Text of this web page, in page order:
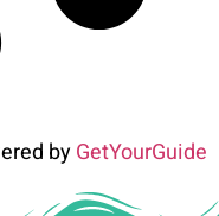
byGetYourGuide